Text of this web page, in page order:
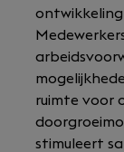
ruimte voor
stimuleert